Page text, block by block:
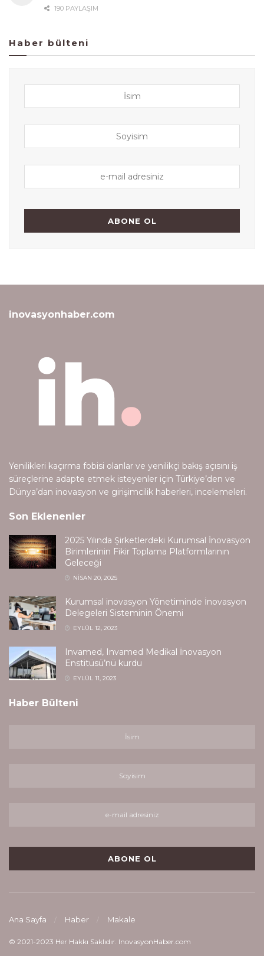
190 PAYLAŞIM
Haber bülteni
inovasyonhaber.com
Yenilikleri kaçırma fobisi olanlar ve yenilikçi bakış açısını iş
süreçlerine adapte etmek isteyenler için Türkiye’den ve
Dünya’dan inovasyon ve girişimcilik haberleri, incelemeleri.
Son Eklenenler
2025 Yılında Şirketlerdeki Kurumsal İnovasyon
Birimlerinin Fikir Toplama Platformlarının
Geleceği
NISAN 20, 2025
Kurumsal inovasyon Yönetiminde İnovasyon
Delegeleri Sisteminin Önemi
EYLÜL 12, 2023
Invamed, Invamed Medikal İnovasyon
Enstitüsü’nü kurdu
EYLÜL 11, 2023
Haber Bülteni
Ana Sayfa Haber Makale
© 2021-2023 Her Hakkı Saklıdır. InovasyonHaber.com